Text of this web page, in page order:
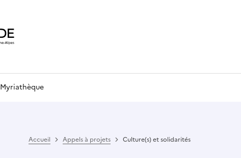
Myriathèque
Accueil Appels à projets Culture(s) et solidarités